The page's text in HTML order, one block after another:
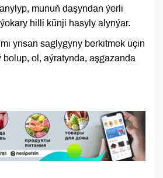
munuň daşyndan ýerli
hilli künji hasyly alynýar.
ynsan saglygyny berkitmek üçin
ol, aýratynda, aşgazanda